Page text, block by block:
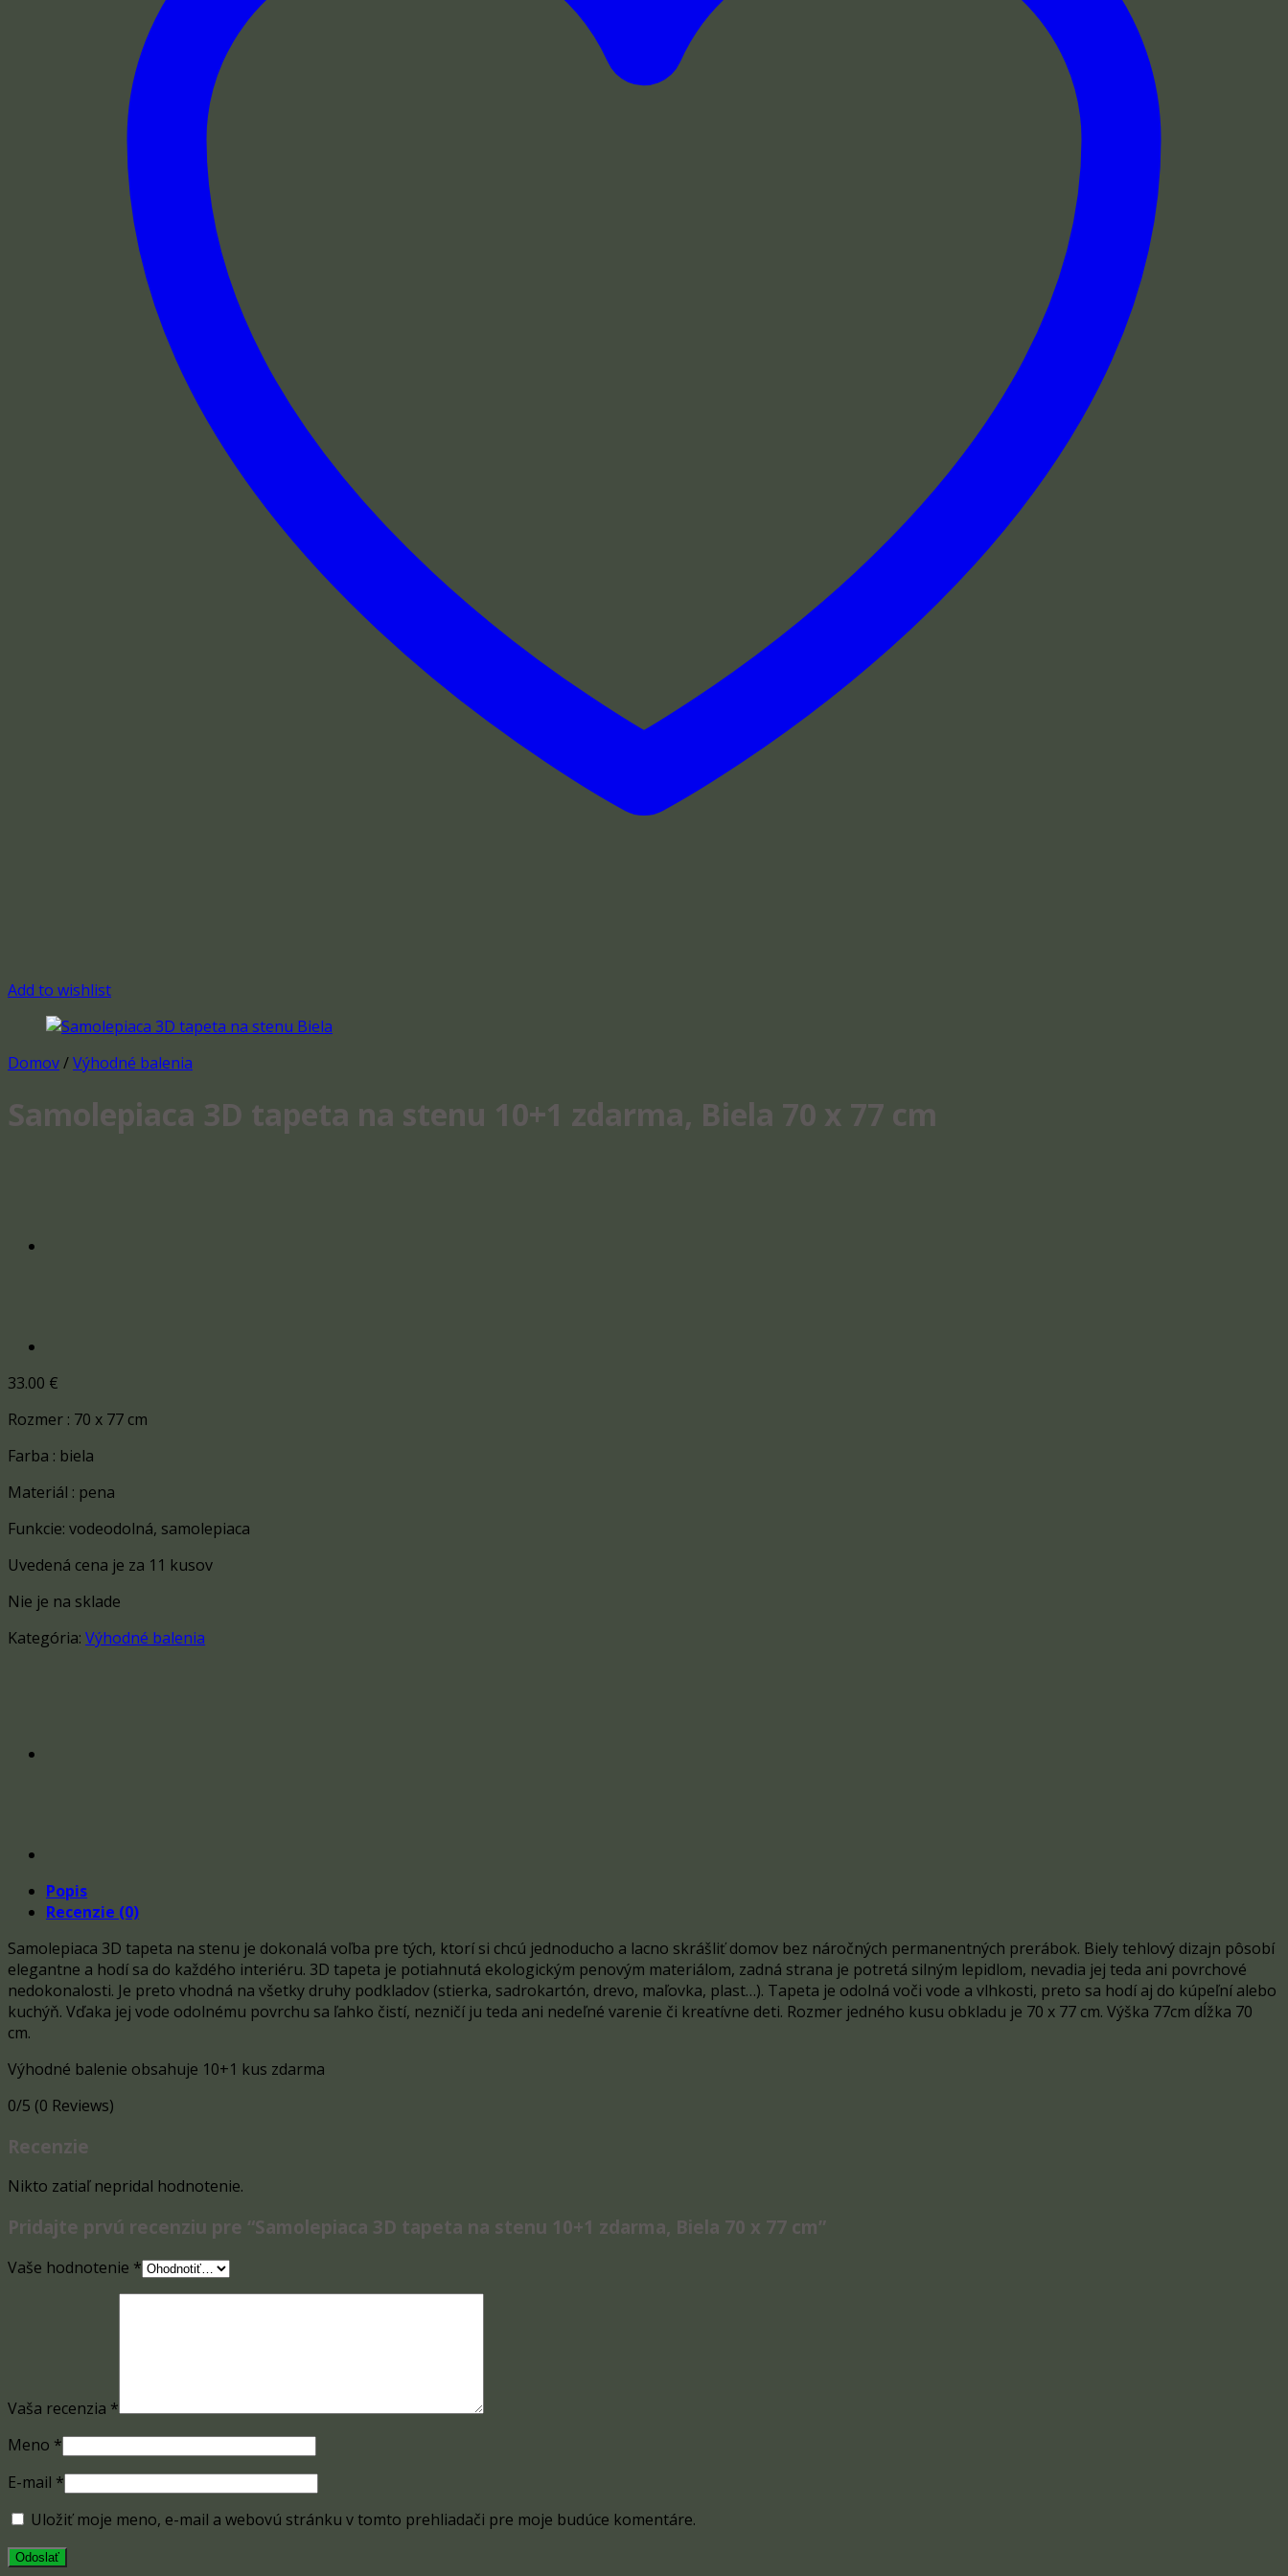
Add to wishlist
Domov/Výhodné balenia
Samolepiaca 3D tapeta na stenu 10+1 zdarma, Biela 70 x 77 cm
33.00 €
Rozmer : 70 x 77 cm
Farba : biela
Materiál : pena
Funkcie: vodeodolná, samolepiaca
Uvedená cena je za 11 kusov
Nie je na sklade
Kategória: Výhodné balenia
Popis
Recenzie (0)
Samolepiaca 3D tapeta na stenu je dokonalá voľba pre tých, ktorí si chcú jednoducho a lacno skrášliť domov bez náročných permanentných prerábok. Biely tehlový dizajn pôsobí
elegantne a hodí sa do každého interiéru. 3D tapeta je potiahnutá ekologickým penovým materiálom, zadná strana je potretá silným lepidlom, nevadia jej teda ani povrchové
nedokonalosti. Je preto vhodná na všetky druhy podkladov (stierka, sadrokartón, drevo, maľovka, plast…). Tapeta je odolná voči vode a vlhkosti, preto sa hodí aj do kúpeľní alebo
kuchýň. Vďaka jej vode odolnému povrchu sa ľahko čistí, nezničí ju teda ani nedeľné varenie či kreatívne deti. Rozmer jedného kusu obkladu je 70 x 77 cm. Výška 77cm dĺžka 70
cm.
Výhodné balenie obsahuje 10+1 kus zdarma
0/5 (0 Reviews)
Recenzie
Nikto zatiaľ nepridal hodnotenie.
Pridajte prvú recenziu pre “Samolepiaca 3D tapeta na stenu 10+1 zdarma, Biela 70 x 77 cm”
Vaše hodnotenie *
Vaša recenzia *
Meno *
E-mail *
Uložiť moje meno, e-mail a webovú stránku v tomto prehliadači pre moje budúce komentáre.